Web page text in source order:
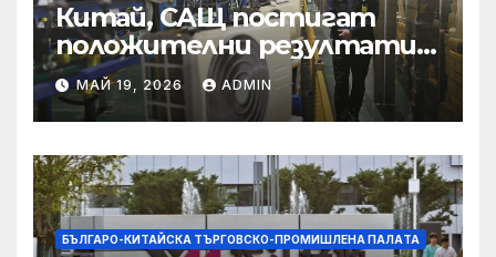
Китай, САЩ постигат
положителни резултати в
икономическите и
търговски консултации:
министерство
МАЙ 19, 2026 ADMIN
БЪЛГАРО-КИТАЙСКА ТЪРГОВСКО-ПРОМИШЛЕНА ПАЛAТА